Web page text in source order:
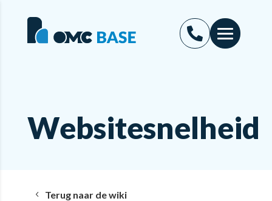
Websitesnelheid
Terug naar de wiki